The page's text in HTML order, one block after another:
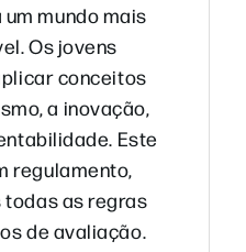
mundo mais
Os jovens
conceitos
a inovação,
Este
regulamento,
as regras
de avaliação.